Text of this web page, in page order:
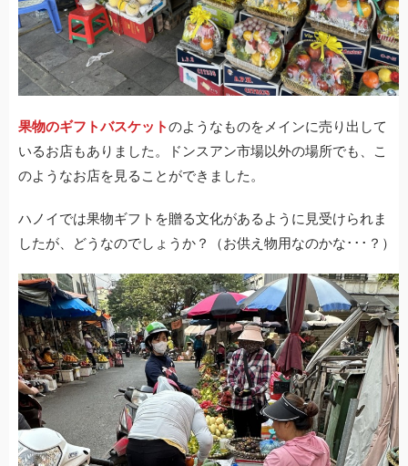
果物のギフトバスケットのようなものをメインに売り出して
いるお店もありました。ドンスアン市場以外の場所でも、こ
のようなお店を見ることができました。
ハノイでは果物ギフトを贈る文化があるように見受けられま
したが、どうなのでしょうか？（お供え物用なのかな･･･？）